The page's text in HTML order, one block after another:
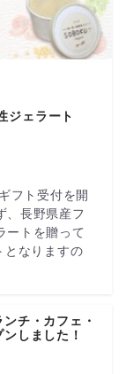
ジェラート
フト受付を開
、長野県産フ
ートを贈って
となりますの
チ・カフェ・
しました！